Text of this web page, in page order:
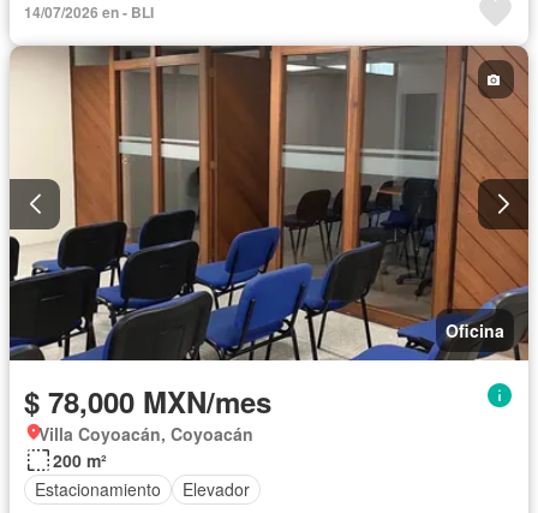
14/07/2026 en - BLI
Oficina
$ 78,000 MXN/mes
Villa Coyoacán, Coyoacán
200 m²
Estacionamiento
Elevador